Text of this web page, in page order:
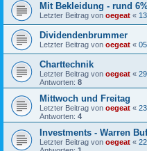
Mit Bekleidung - rund
Letzter Beitrag von oegeat «
Dividendenbrummer
Letzter Beitrag von oegeat «
Charttechnik
Letzter Beitrag von oegeat «
Antworten: 8
Mittwoch und Freitag
Letzter Beitrag von oegeat «
Antworten: 4
Investments - Warren
Letzter Beitrag von oegeat «